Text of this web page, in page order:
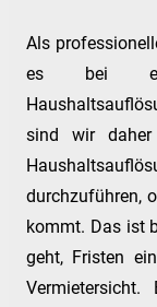
Als
es bei
sind wir
durchzuführen,
kommt. Das ist
geht, Fristen